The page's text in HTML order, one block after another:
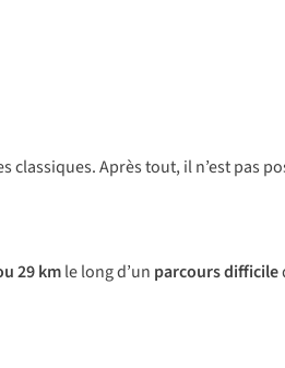
Après tout, il n’est pas
29 kmle long d’un parcours difficile